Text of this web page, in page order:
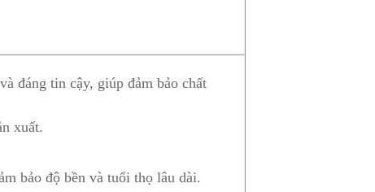
đáng tin cậy, giúp đảm bảo chất
xuất.
bảo độ bền và tuổi thọ lâu dài.